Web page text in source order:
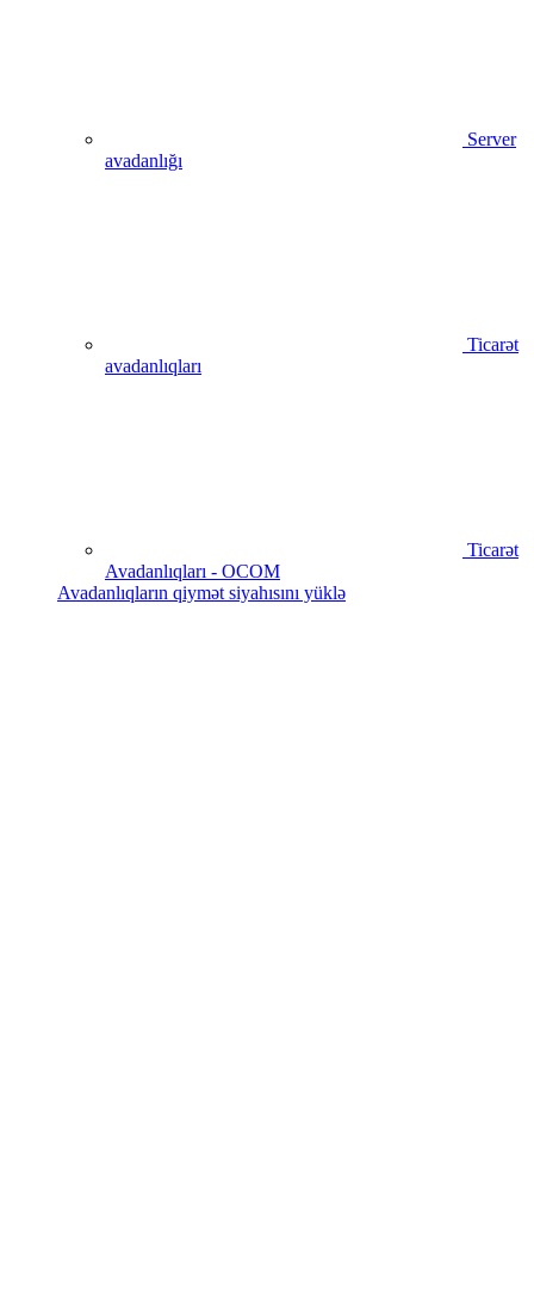
Server
avadanlığı
Ticarət
avadanlıqları
Ticarət
Avadanlıqları - OCOM
Avadanlıqların qiymət siyahısını yüklə